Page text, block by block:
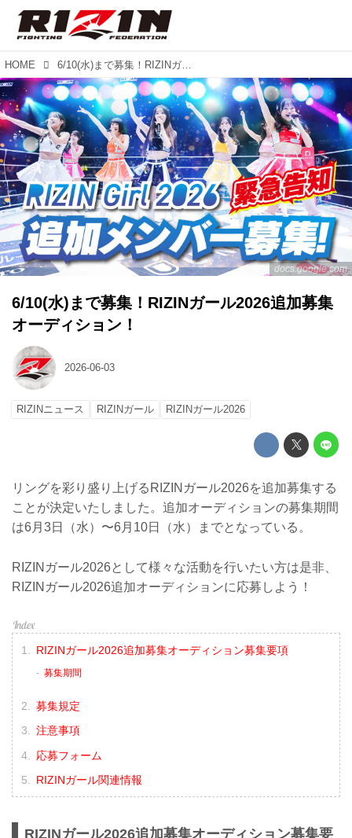
HOME 6/10(水)まで募集！RIZINガール2026追加募集オーディション！
docs.google.com
6/10(水)まで募集！RIZINガール2026追加募集
オーディション！
2026-06-03
RIZINニュース RIZINガール RIZINガール2026
リングを彩り盛り上げるRIZINガール2026を追加募集する
ことが決定いたしました。追加オーディションの募集期間
は6月3日（水）〜6月10日（水）までとなっている。
RIZINガール2026として様々な活動を行いたい方は是非、
RIZINガール2026追加オーディションに応募しよう！
RIZINガール2026追加募集オーディション募集要項
募集期間
募集規定
注意事項
応募フォーム
RIZINガール関連情報
RIZINガール2026追加募集オーディション募集要